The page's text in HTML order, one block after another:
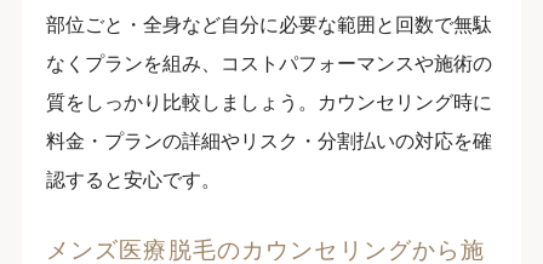
部位ごと・全身など自分に必要な範囲と回数で無駄
なくプランを組み、コストパフォーマンスや施術の
質をしっかり比較しましょう。カウンセリング時に
料金・プランの詳細やリスク・分割払いの対応を確
認すると安心です。
メンズ医療脱毛のカウンセリングから施